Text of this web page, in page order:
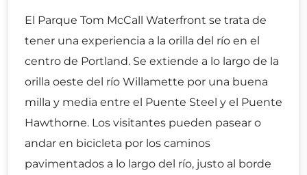
El Parque Tom McCall Waterfront se trata de
tener una experiencia a la orilla del río en el
centro de Portland. Se extiende a lo largo de la
orilla oeste del río Willamette por una buena
milla y media entre el Puente Steel y el Puente
Hawthorne. Los visitantes pueden pasear o
andar en bicicleta por los caminos
pavimentados a lo largo del río, justo al borde